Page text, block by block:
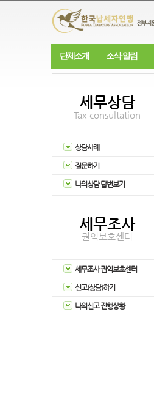
단체소개 소식·알림
세무상담
Tax consultation
상담사례
질문하기
나의상담 답변보기
세무조사
권익보호센터
세무조사 권익보호센터
신고(상담)하기
나의신고 진행상황